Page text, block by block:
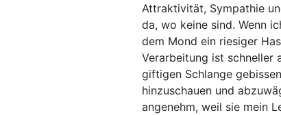
Attraktivität, Sympathie
da, wo keine sind. Wenn
dem Mond ein riesiger
Verarbeitung ist schneller
giftigen Schlange
hinzuschauen und
angenehm, weil sie mein